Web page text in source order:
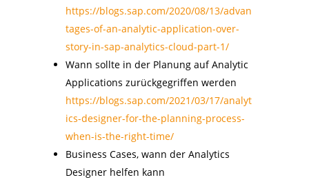
https://blogs.sap.com/2020/08/13/advan
tages-of-an-analytic-application-over-
story-in-sap-analytics-cloud-part-1/
Wann sollte in der Planung auf Analytic
Applications zurückgegriffen werden
https://blogs.sap.com/2021/03/17/analyt
ics-designer-for-the-planning-process-
when-is-the-right-time/
Business Cases, wann der Analytics
Designer helfen kann